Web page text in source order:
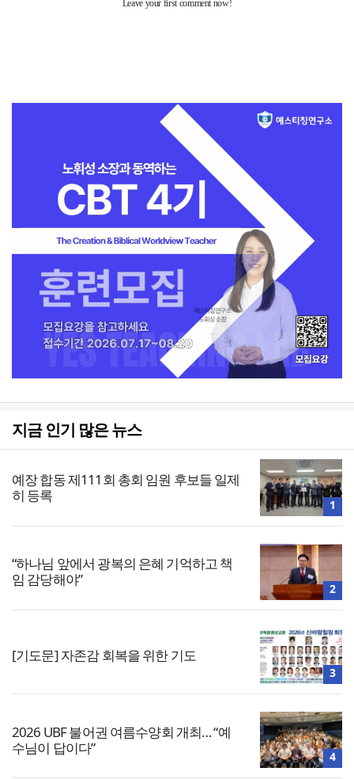
지금 인기 많은 뉴스
예장 합동 제111회 총회 임원 후보들 일제
히 등록
1
“하나님 앞에서 광복의 은혜 기억하고 책
임 감당해야”
2
[기도문] 자존감 회복을 위한 기도
3
2026 UBF 불어권 여름수양회 개최… “예
수님이 답이다”
4